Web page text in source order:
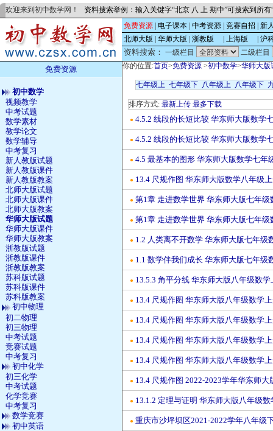
欢迎来到初中数学网！ 资料搜索举例：输入关键字“北京 八 上 期中”可搜索到所
免费资源 电子课本 中考资源 竞赛自招
新
北师大版
华师大版 浙教版 上海版 沪
资料搜索： 一级栏目 二级栏目
免费资源
初中数学
视频教学
中考试题
数学素材
教学论文
数学辅导
中考复习
新人教版试题
新人教版课件
新人教版教案
北师大版试题
北师大版课件
北师大版教案
华师大版试题
华师大版课件
华师大版教案
浙教版试题
浙教版课件
浙教版教案
苏科版试题
苏科版课件
苏科版教案
初中物理
初二物理
初三物理
中考试题
竞赛试题
中考复习
初中化学
初三化学
中考试题
化学竞赛
中考复习
数学竞赛
初中英语
你的位置:首页>免费资源 >初中数学>华师大版
七年级上 七年级下 八年级上 八年级下
排序方式: 最新上传 最多下载
● 4.5.2 线段的长短比较 华东师大版数学
● 4.5.2 线段的长短比较 华东师大版数学
● 4.5 最基本的图形 华东师大版数学七年
● 13.4 尺规作图 华东师大版数学八年级
● 第1章 走进数学世界 华东师大版七年
● 第1章 走进数学世界 华东师大版七年
● 1.2 人类离不开数学 华东师大版七年级
● 1.1 数学伴我们成长 华东师大版七年级
● 13.5.3 角平分线 华东师大版八年级数
● 13.4 尺规作图 华东师大版八年级数学
● 13.4 尺规作图 华东师大版八年级数学
● 13.4 尺规作图 华东师大版八年级数学
● 13.4 尺规作图 华东师大版八年级数学
● 13.4 尺规作图 2022-2023学年华东师
● 13.1.2 定理与证明 华东师大版八年级
● 重庆市沙坪坝区2021-2022学年八年级